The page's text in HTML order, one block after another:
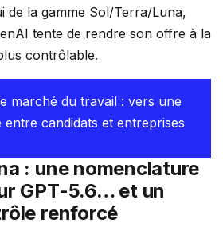
de la gamme Sol/Terra/Luna,
tente de rendre son offre à la
contrôlable.
marché du travail : vers une
candidats et entreprises
: une nomenclature
GPT-5.6… et un
renforcé